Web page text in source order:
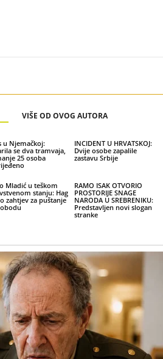
VIŠE OD OVOG AUTORA
u Njemačkoj:
se dva tramvaja,
25 osoba
INCIDENT U HRVATSKOJ:
Dvije osobe zapalile
zastavu Srbije
Mladić u teškom
stanju: Hag
zahtjev za puštanje
RAMO ISAK OTVORIO
PROSTORIJE SNAGE
NARODA U SREBRENIKU:
Predstavljen novi slogan
stranke